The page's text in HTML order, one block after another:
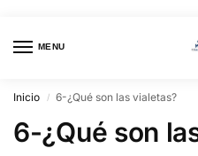
MENU
Inicio / 6-¿Qué son las vialetas?
6-¿Qué son